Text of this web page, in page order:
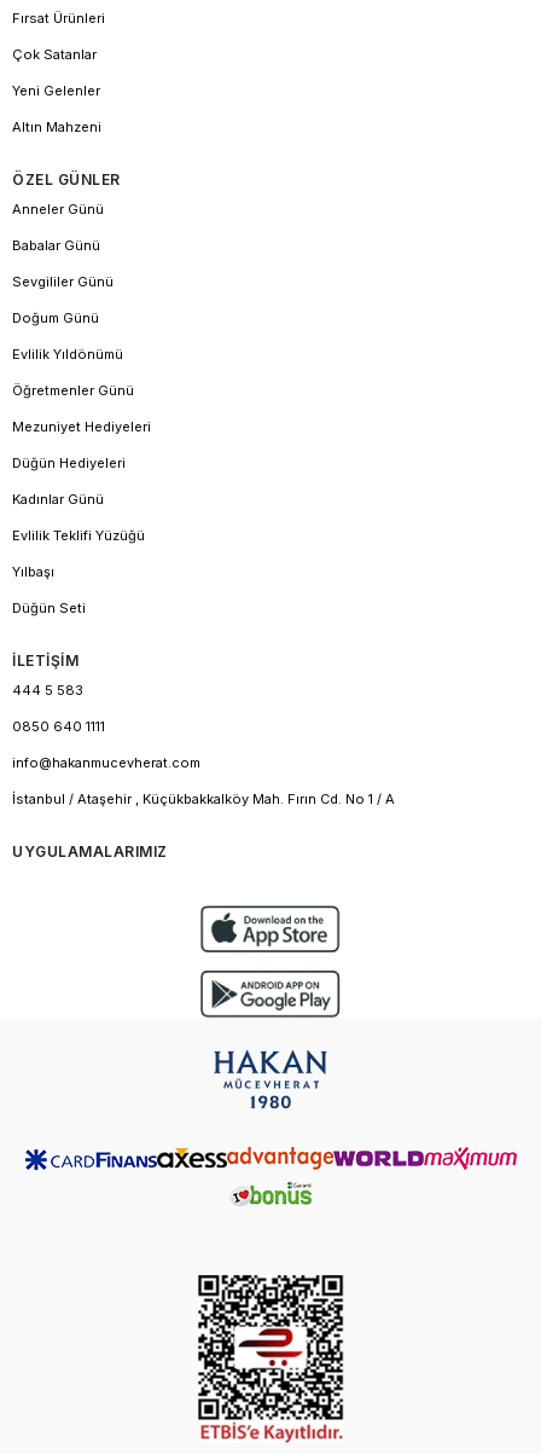
Fırsat Ürünleri
Çok Satanlar
Yeni Gelenler
Altın Mahzeni
ÖZEL GÜNLER
Anneler Günü
Babalar Günü
Sevgililer Günü
Doğum Günü
Evlilik Yıldönümü
Öğretmenler Günü
Mezuniyet Hediyeleri
Düğün Hediyeleri
Kadınlar Günü
Evlilik Teklifi Yüzüğü
Yılbaşı
Düğün Seti
İLETİŞİM
444 5 583
0850 640 1111
info@hakanmucevherat.com
İstanbul / Ataşehir , Küçükbakkalköy Mah. Fırın Cd. No 1 / A
UYGULAMALARIMIZ